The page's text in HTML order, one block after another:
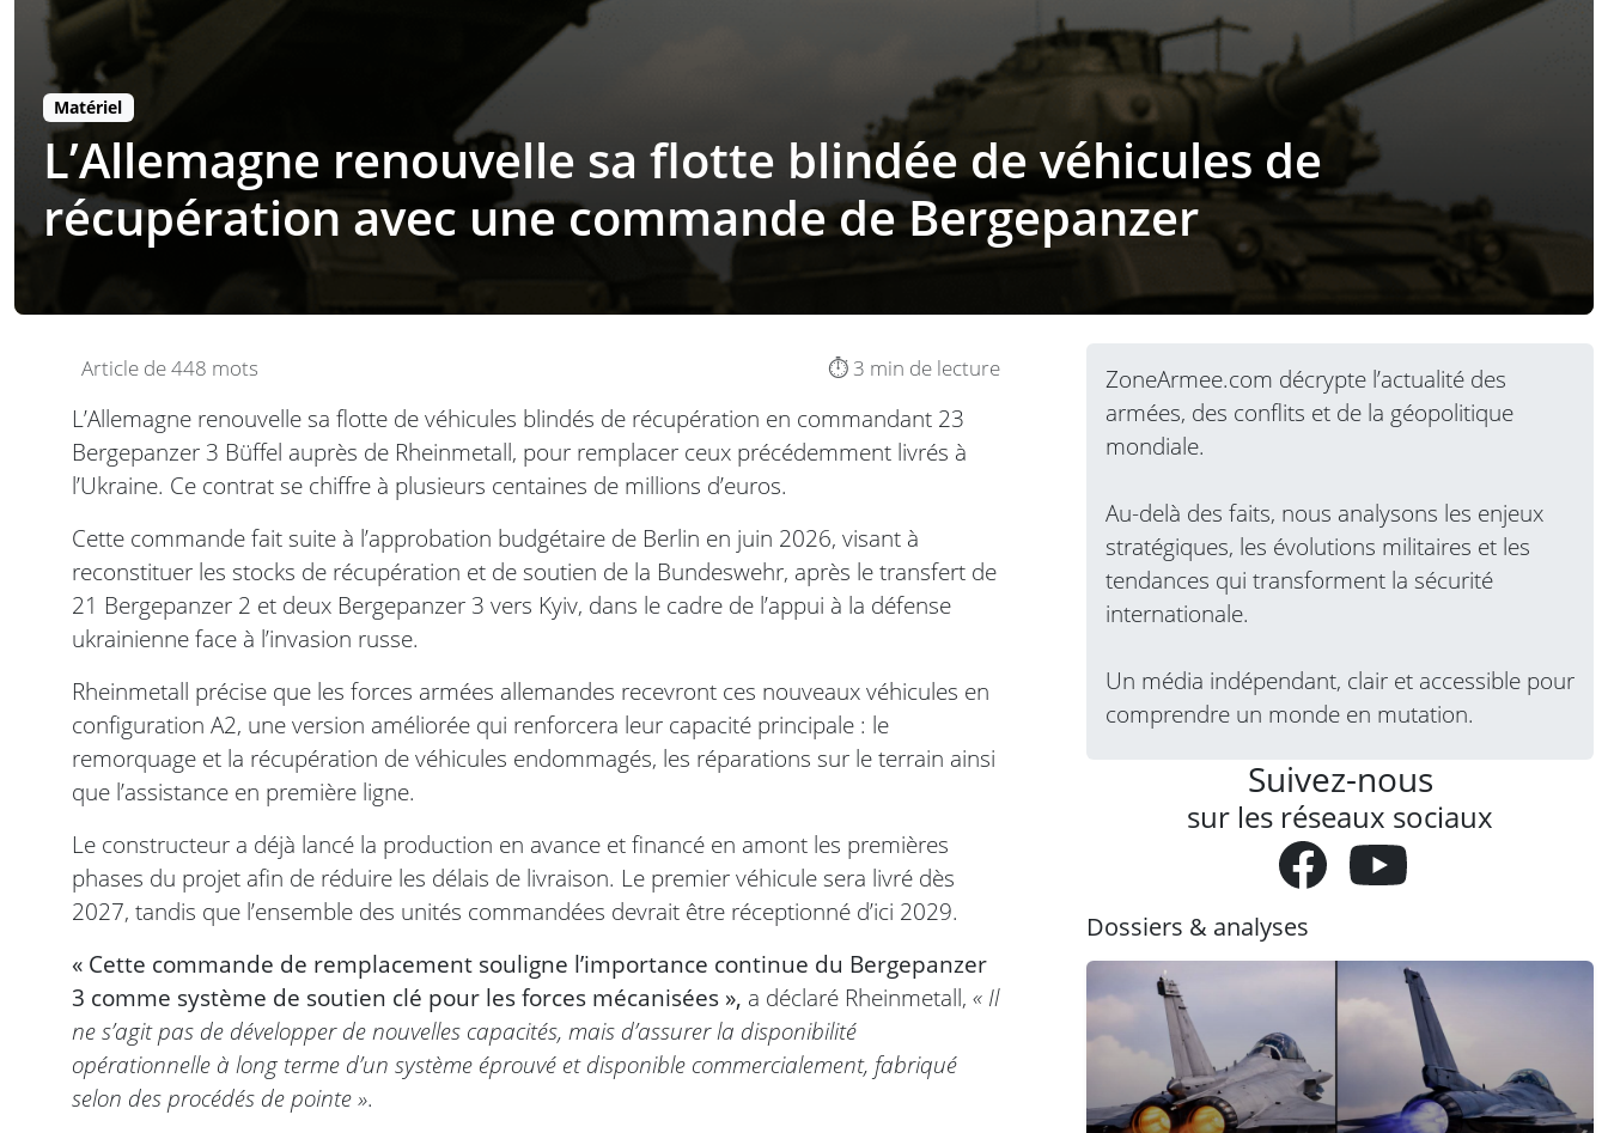
Matériel
L’Allemagne renouvelle sa flotte blindée de véhicules de
récupération avec une commande de Bergepanzer
Article de 448 mots ⏱️ 3 min de lecture
L’Allemagne renouvelle sa flotte de véhicules blindés de récupération en commandant 23
Bergepanzer 3 Büffel auprès de Rheinmetall, pour remplacer ceux précédemment livrés à
l’Ukraine. Ce contrat se chiffre à plusieurs centaines de millions d’euros.
Cette commande fait suite à l’approbation budgétaire de Berlin en juin 2026, visant à
reconstituer les stocks de récupération et de soutien de la Bundeswehr, après le transfert de
21 Bergepanzer 2 et deux Bergepanzer 3 vers Kyiv, dans le cadre de l’appui à la défense
ukrainienne face à l’invasion russe.
Rheinmetall précise que les forces armées allemandes recevront ces nouveaux véhicules en
configuration A2, une version améliorée qui renforcera leur capacité principale : le
remorquage et la récupération de véhicules endommagés, les réparations sur le terrain ainsi
que l’assistance en première ligne.
Le constructeur a déjà lancé la production en avance et financé en amont les premières
phases du projet afin de réduire les délais de livraison. Le premier véhicule sera livré dès
2027, tandis que l’ensemble des unités commandées devrait être réceptionné d’ici 2029.
« Cette commande de remplacement souligne l’importance continue du Bergepanzer
3 comme système de soutien clé pour les forces mécanisées », a déclaré Rheinmetall, « Il
ne s’agit pas de développer de nouvelles capacités, mais d’assurer la disponibilité
opérationnelle à long terme d’un système éprouvé et disponible commercialement, fabriqué
selon des procédés de pointe ».
ZoneArmee.com décrypte l’actualité des
armées, des conflits et de la géopolitique
mondiale.
Au-delà des faits, nous analysons les enjeux
stratégiques, les évolutions militaires et les
tendances qui transforment la sécurité
internationale.
Un média indépendant, clair et accessible pour
comprendre un monde en mutation.
Suivez-nous
sur les réseaux sociaux
Dossiers & analyses